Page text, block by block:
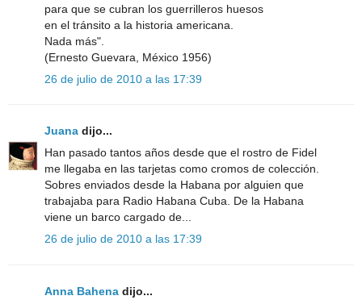
para que se cubran los guerrilleros huesos
en el tránsito a la historia americana.
Nada más".
(Ernesto Guevara, México 1956)
26 de julio de 2010 a las 17:39
Juana dijo...
Han pasado tantos años desde que el rostro de Fidel
me llegaba en las tarjetas como cromos de colección.
Sobres enviados desde la Habana por alguien que
trabajaba para Radio Habana Cuba. De la Habana
viene un barco cargado de...
26 de julio de 2010 a las 17:39
Anna Bahena dijo...